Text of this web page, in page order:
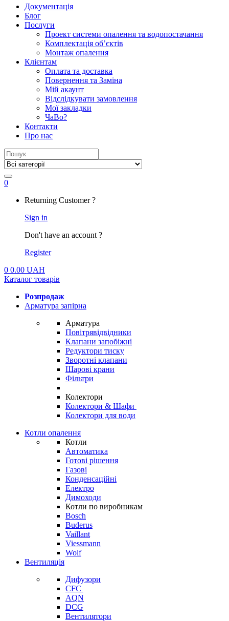
Документація
Блог
Послуги
Проект системи опалення та водопостачання
Комплектація об’єктів
Монтаж опалення
Клієнтам
Оплата та доставка
Повернення та Заміна
Мій акаунт
Відслідкувати замовлення
Мої закладки
ЧаВо?
Контакти
Про нас
Search
for:
0
Returning Customer ?
Sign in
Don't have an account ?
Register
0 0.00 UAH
Каталог товарів
Розпродаж
Арматура запірна
Арматура
Повітрявідвідники
Клапани запобіжні
Редуктори тиску
Зворотні клапани
Шарові крани
Фільтри
Колектори
Колектори & Шафи
Колектори для води
Котли опалення
Котли
Автоматика
Готові рішення
Газові
Конденсаційні
Електро
Димоходи
Котли по виробникам
Bosch
Buderus
Vaillant
Viessmann
Wolf
Вентиляція
Дифузори
CFC
AQN
DCG
Вентилятори